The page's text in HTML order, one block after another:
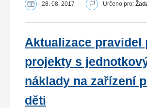
28. 08. 2017 Určeno pro:
Aktualizace pravidel
projekty s
náklady na zařízení
děti